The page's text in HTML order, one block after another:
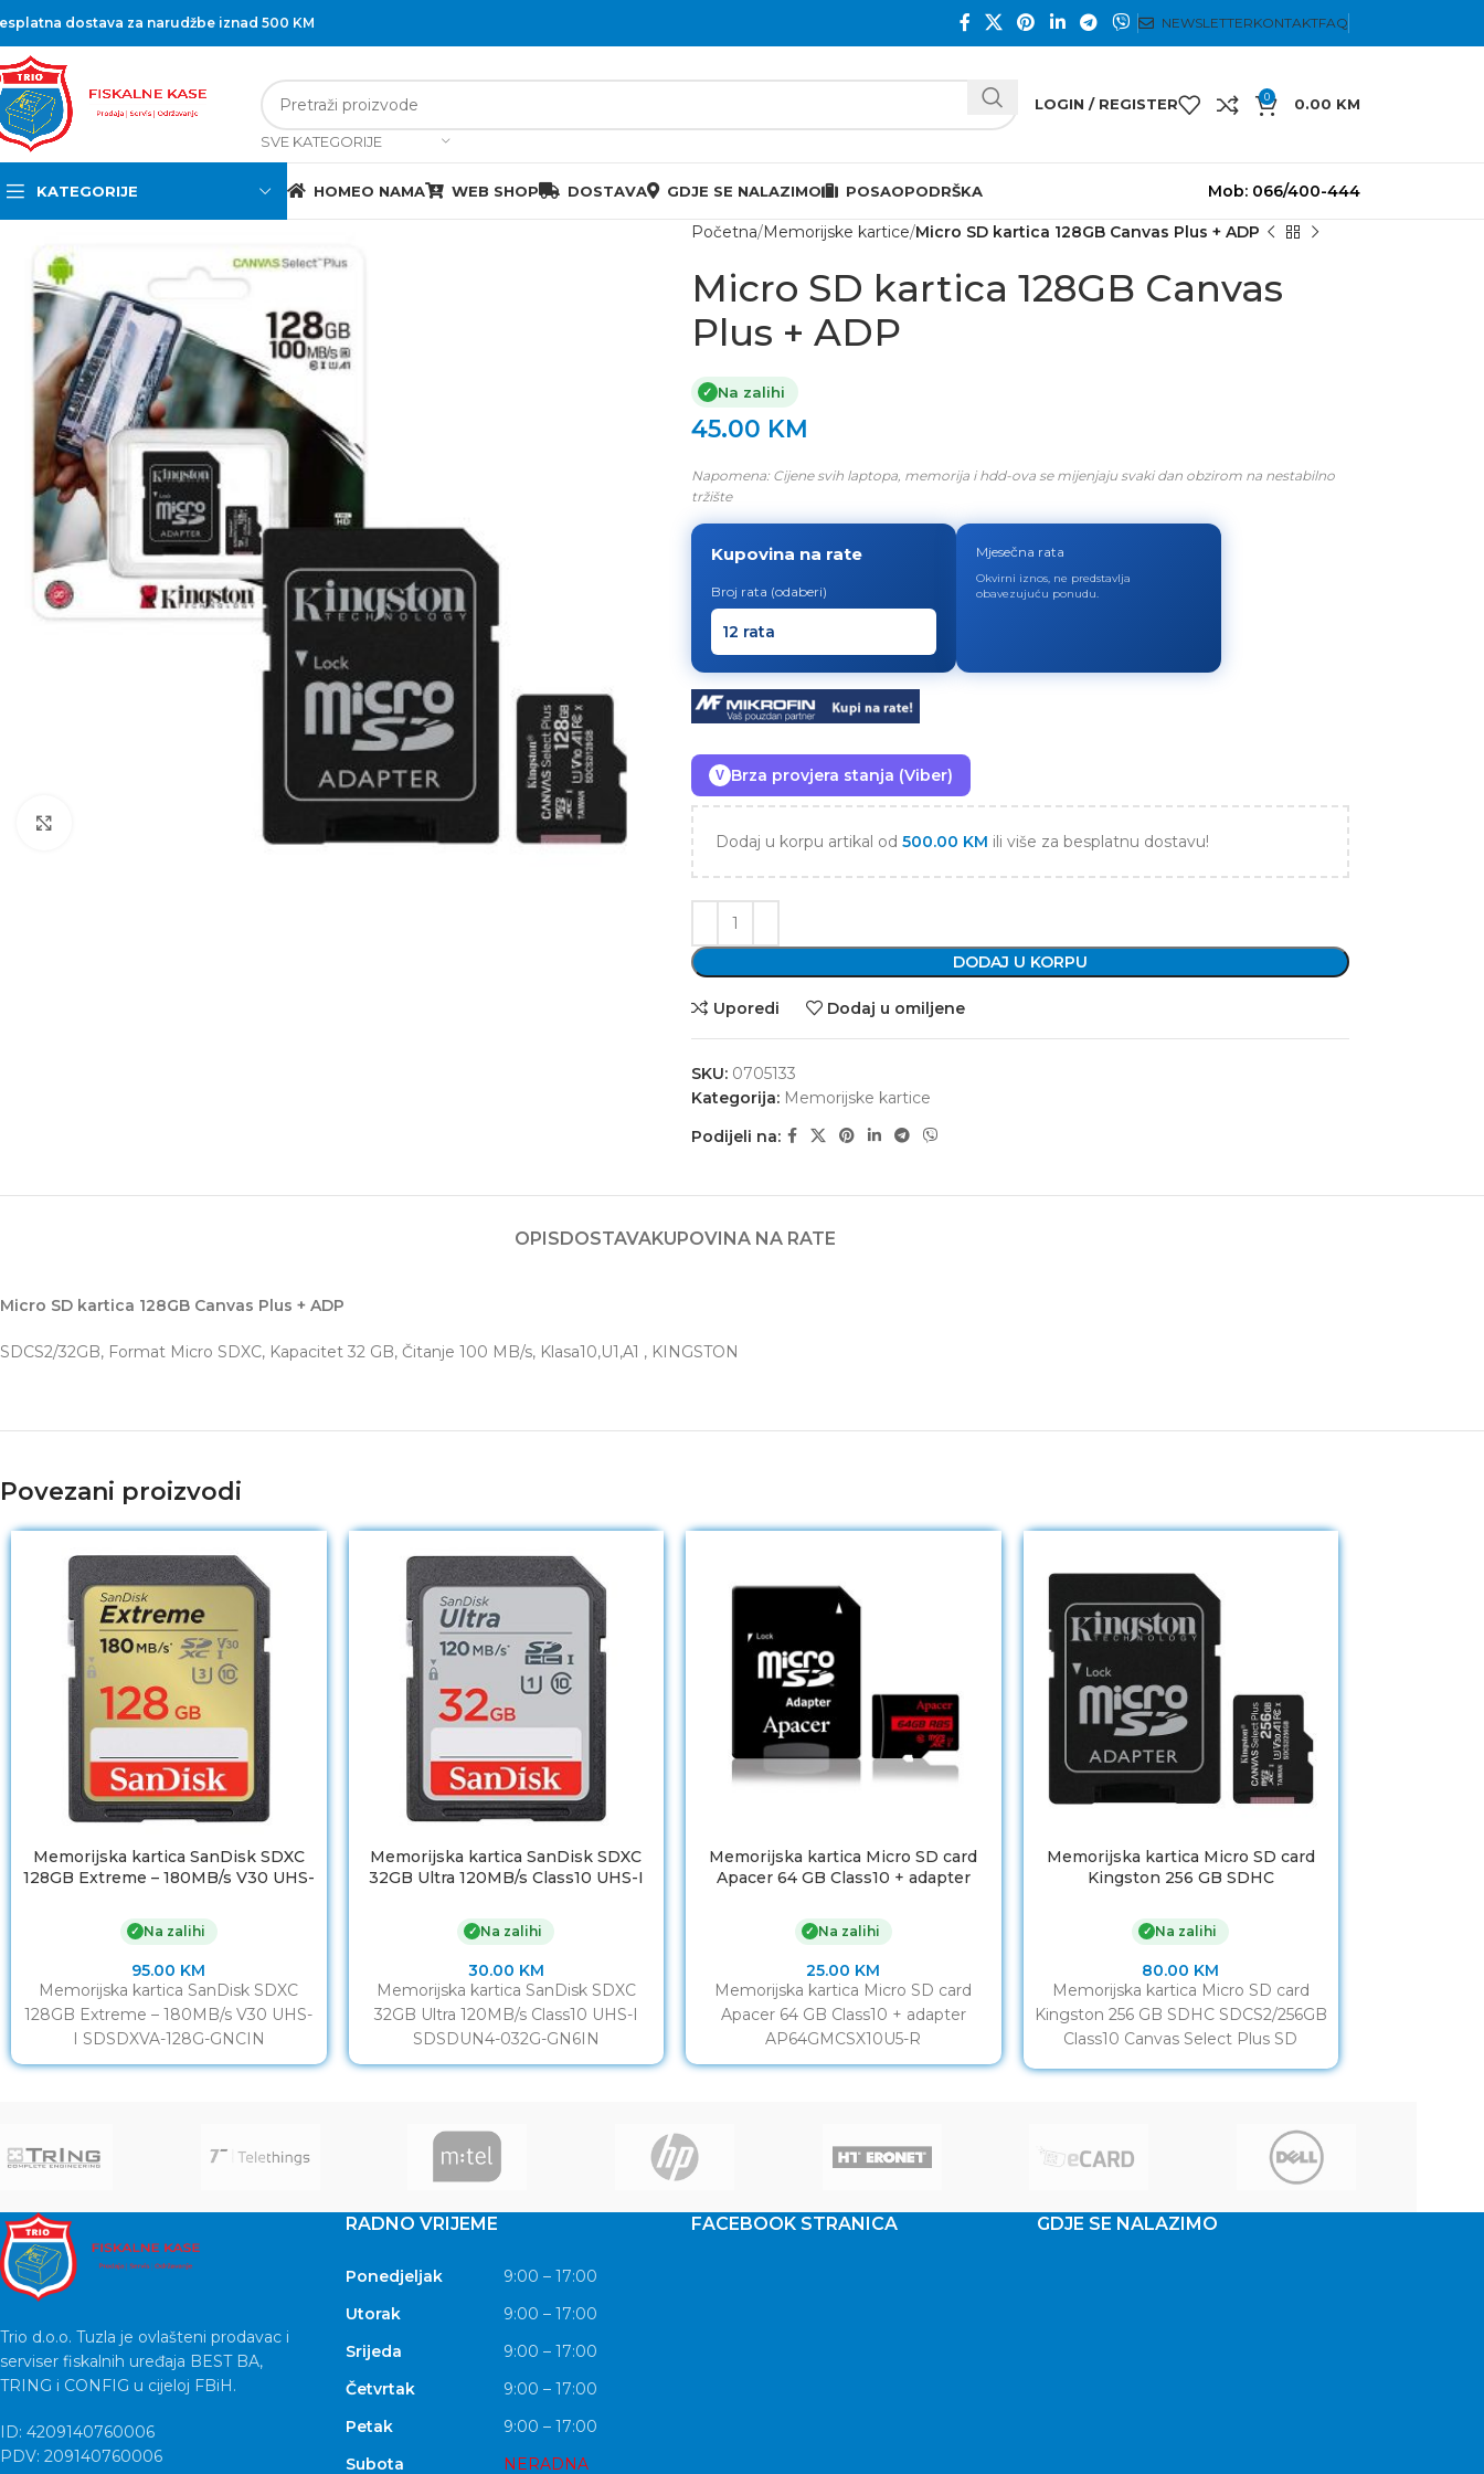
dostava za narudžbe iznad 500 KM NEWSLETTERKONTAKTFAQ
SVE KATEGORIJE
LOGIN / REGISTER 0 0.00 KM
KATEGORIJE HOMEO NAMA WEB SHOP DOSTAVA GDJE SE NALAZIMO POSAOPODRŠKA Mob: 066/400-444
Početna Memorijske kartice Micro SD kartica 128GB Canvas Plus + ADP
Micro SD kartica 128GB Canvas
Plus + ADP
✓ Na zalihi
45.00 KM
Napomena: Cijene svih laptopa, memorija i hdd-ova se mijenjaju svaki dan obzirom na nestabilno
tržište
Kupovina na rate
Broj rata (odaberi)
Mjesečna rata
Okvirni iznos, ne predstavlja
obavezujuću ponudu.
V Brza provjera stanja (Viber)
Dodaj u korpu artikal od 500.00 KM ili više za besplatnu dostavu!
DODAJ U KORPU
Uporedi Dodaj u omiljene
SKU: 0705133
Kategorija: Memorijske kartice
Podijeli na:
OPISDOSTAVAKUPOVINA NA RATE
Micro SD kartica 128GB Canvas Plus + ADP
SDCS2/32GB, Format Micro SDXC, Kapacitet 32 GB, Čitanje 100 MB/s, Klasa10,U1,A1 , KINGSTON
Povezani proizvodi
Memorijska kartica SanDisk SDXC
128GB Extreme – 180MB/s V30 UHS-
✓ Na zalihi
95.00 KM
Memorijska kartica SanDisk SDXC
128GB Extreme – 180MB/s V30 UHS-
I SDSDXVA-128G-GNCIN
Memorijska kartica SanDisk SDXC
32GB Ultra 120MB/s Class10 UHS-I
✓ Na zalihi
30.00 KM
Memorijska kartica SanDisk SDXC
32GB Ultra 120MB/s Class10 UHS-I
SDSDUN4-032G-GN6IN
Memorijska kartica Micro SD card
Apacer 64 GB Class10 + adapter
✓ Na zalihi
25.00 KM
Memorijska kartica Micro SD card
Apacer 64 GB Class10 + adapter
AP64GMCSX10U5-R
Memorijska kartica Micro SD card
Kingston 256 GB SDHC
Plus SD adapter;100MBs Read,Class
10 UHS-I
✓ Na zalihi
80.00 KM
Memorijska kartica Micro SD card
Kingston 256 GB SDHC SDCS2/256GB
Class10 Canvas Select Plus SD
Trio d.o.o. Tuzla je ovlašteni prodavac i
serviser fiskalnih uređaja BEST BA,
TRING i CONFIG u cijeloj FBiH.
ID: 4209140760006
PDV: 209140760006
RADNO VRIJEME
Ponedjeljak
9:00 – 17:00
Utorak
9:00 – 17:00
Srijeda
9:00 – 17:00
Četvrtak
9:00 – 17:00
Petak
9:00 – 17:00
Subota
NERADNA
FACEBOOK STRANICA GDJE SE NALAZIMO